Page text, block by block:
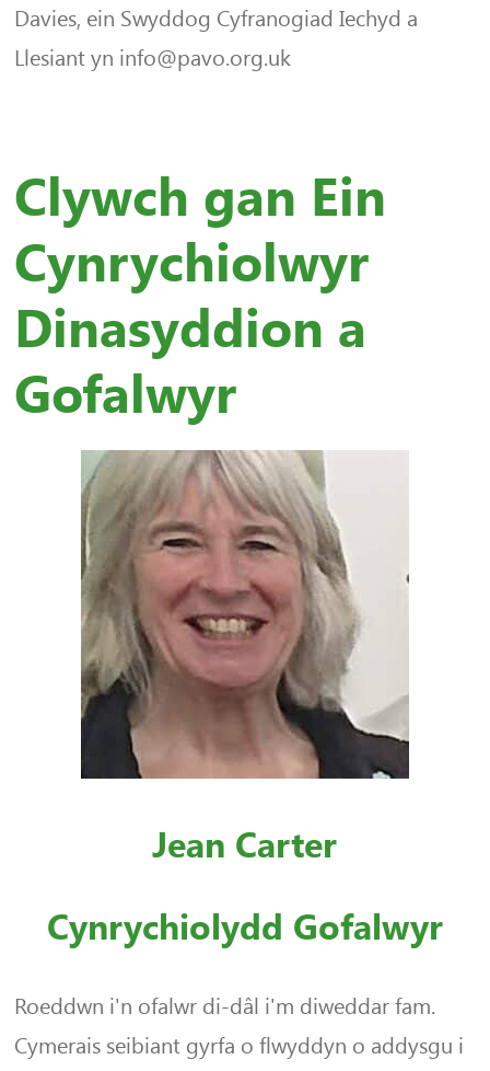
Davies, ein Swyddog Cyfranogiad Iechyd a
Llesiant yn info@pavo.org.uk
Clywch gan Ein
Cynrychiolwyr
Dinasyddion a
Gofalwyr
Jean Carter
Cynrychiolydd Gofalwyr
Roeddwn i'n ofalwr di-dâl i'm diweddar fam.
Cymerais seibiant gyrfa o flwyddyn o addysgu i